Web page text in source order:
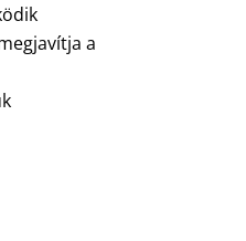
a